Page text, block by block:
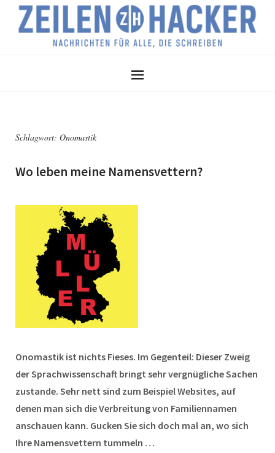
Schlagwort: Onomastik
Wo leben meine Namensvettern?
Onomastik ist nichts Fieses. Im Gegenteil: Dieser Zweig
der Sprachwissenschaft bringt sehr vergnügliche Sachen
zustande. Sehr nett sind zum Beispiel Websites, auf
denen man sich die Verbreitung von Familiennamen
anschauen kann. Gucken Sie sich doch mal an, wo sich
Ihre Namensvettern tummeln …